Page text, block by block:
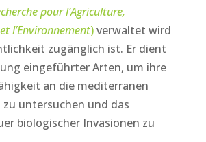
pour l’Agriculture,
l’Environnement)verwaltet wird
zugänglich ist. Er dient
eingeführter Arten, um ihre
an die mediterranen
untersuchen und das
biologischer Invasionen zu